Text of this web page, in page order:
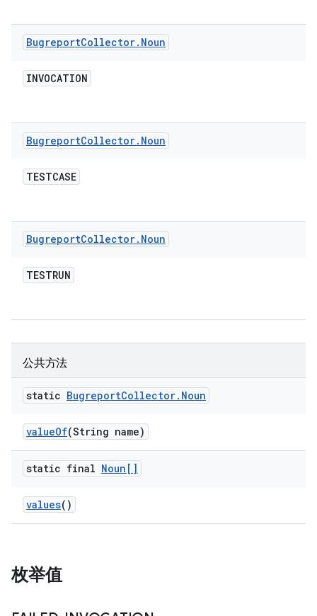
BugreportCollector. Noun
INVOCATION
BugreportCollector. Noun
TESTCASE
BugreportCollector. Noun
TESTRUN
公共方法
static BugreportCollector. Noun
valueOf(String name)
static final Noun[]
values()
枚举值